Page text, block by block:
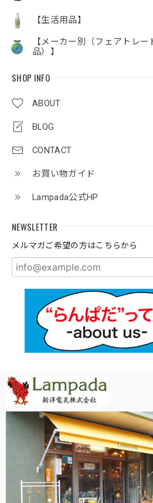
【生活用品】
【メーカー別（フェアトレ
品）】
SHOP INFO
ABOUT
BLOG
CONTACT
お買い物ガイド
Lampada公式HP
NEWSLETTER
メルマガご希望の方はこちらから